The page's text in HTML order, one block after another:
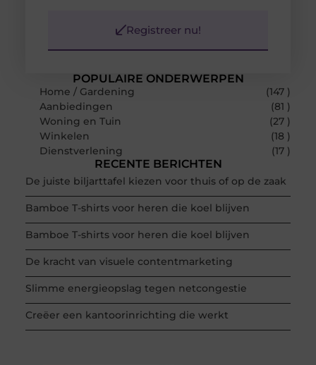
POPULAIRE ONDERWERPEN
Home / Gardening
(147 )
Aanbiedingen
(81 )
Woning en Tuin
(27 )
Winkelen
(18 )
Dienstverlening
(17 )
RECENTE BERICHTEN
De juiste biljarttafel kiezen voor thuis of op de zaak
Bamboe T-shirts voor heren die koel blijven
Bamboe T-shirts voor heren die koel blijven
De kracht van visuele contentmarketing
Slimme energieopslag tegen netcongestie
Creëer een kantoorinrichting die werkt
Registreer nu!